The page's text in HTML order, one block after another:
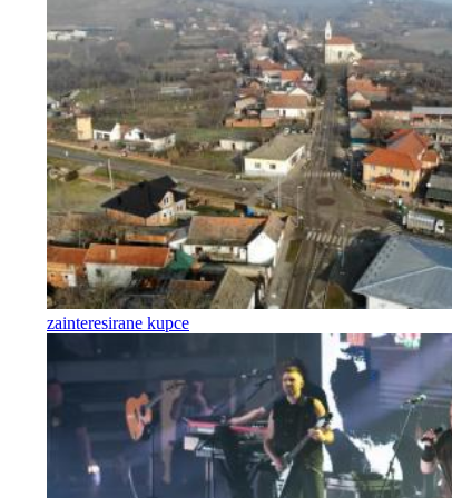
zainteresirane kupce